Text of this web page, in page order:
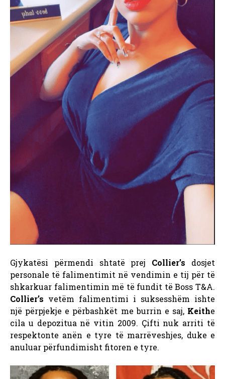
Gjykatësi përmendi shtatë prej Collier’s dosjet
personale të falimentimit në vendimin e tij për të
shkarkuar falimentimin më të fundit të Boss T&A.
Collier’s vetëm falimentimi i suksesshëm ishte
një përpjekje e përbashkët me burrin e saj, Keithe
cila u depozitua në vitin 2009. Çifti nuk arriti të
respektonte anën e tyre të marrëveshjes, duke e
anuluar përfundimisht fitoren e tyre.